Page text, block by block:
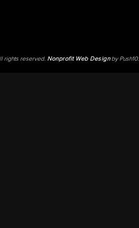
rights reserved. Nonprofit Web Designby Push10.